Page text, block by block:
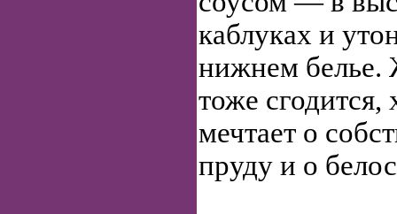
каблуках и
нижнем белье.
тоже сгодится,
мечтает о
пруду и о